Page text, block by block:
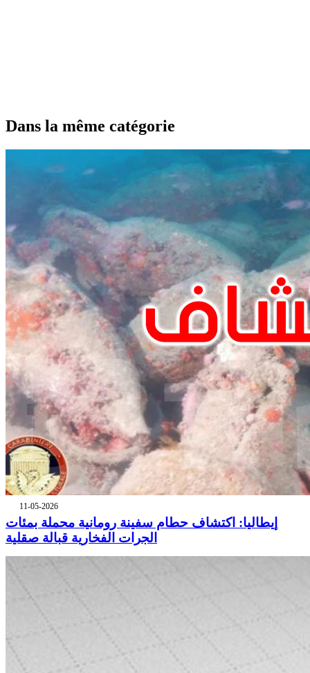
Dans la même catégorie
11-05-2026
إيطاليا: اكتشاف حطام سفينة رومانية محملة بمئات
الجرات الفخارية قبالة صقلية